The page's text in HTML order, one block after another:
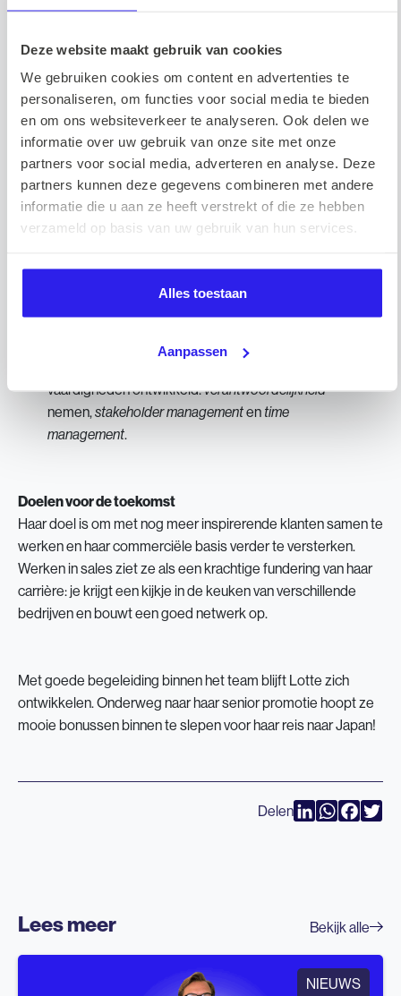
Deze website maakt gebruik van cookies
We gebruiken cookies om content en advertenties te
personaliseren, om functies voor social media te bieden
en om ons websiteverkeer te analyseren. Ook delen we
informatie over uw gebruik van onze site met onze
partners voor social media, adverteren en analyse. Deze
partners kunnen deze gegevens combineren met andere
informatie die u aan ze heeft verstrekt of die ze hebben
verzameld op basis van uw gebruik van hun services.
Alles toestaan
Aanpassen
Eerste werkdag
Met gezonde spanning begon Lotte een jaar
geleden aan haar eerste werkdag, samen met nog
twee andere starters. Dat was precies op het
driejarig bestaan van Barnes, dat gevierd werd bij
REM Amsterdam. Door het warme ontvangst en de
3 belangrijkste skills
vaardigheden ontwikkeld:verantwoordelijkheid
nemen,stakeholdermanagementen time
management.
Doelen voor de toekomst
Haar doel is om met nog meer inspirerende klanten samen te
werken en haar commerciële basis verder te versterken.
Werken in sales ziet ze als een krachtige fundering van haar
carrière: je krijgt een kijkje in de keuken van verschillende
bedrijven en bouwt een goed netwerk op.
Met goede begeleiding binnen het team blijft Lotte zich
ontwikkelen. Onderweg naar haar senior promotie hoopt ze
mooie bonussen binnen te slepen voor haar reis naar Japan!
Delen LinkedInWhatsApp
Lees meer Bekijk alle
NIEUWS